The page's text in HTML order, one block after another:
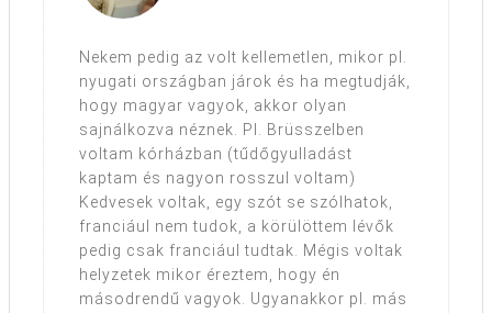
Nekem pedig az volt kellemetlen, mikor pl.
nyugati országban járok és ha megtudják,
hogy magyar vagyok, akkor olyan
sajnálkozva néznek. Pl. Brüsszelben
voltam kórházban (tűdőgyulladást
kaptam és nagyon rosszul voltam)
Kedvesek voltak, egy szót se szólhatok,
franciául nem tudok, a körülöttem lévők
pedig csak franciául tudtak. Mégis voltak
helyzetek mikor éreztem, hogy én
másodrendű vagyok. Ugyanakkor pl. más